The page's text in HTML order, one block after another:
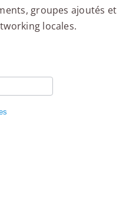
groupes ajoutés et
locales.